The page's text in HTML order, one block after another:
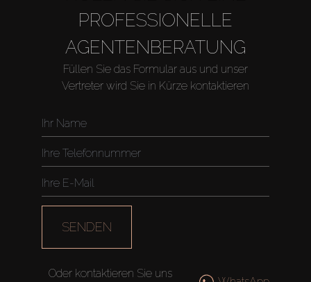
PROFESSIONELLE
AGENTENBERATUNG
Füllen Sie das Formular aus und unser
Vertreter wird Sie in Kürze kontaktieren
SENDEN
Oder kontaktieren Sie uns